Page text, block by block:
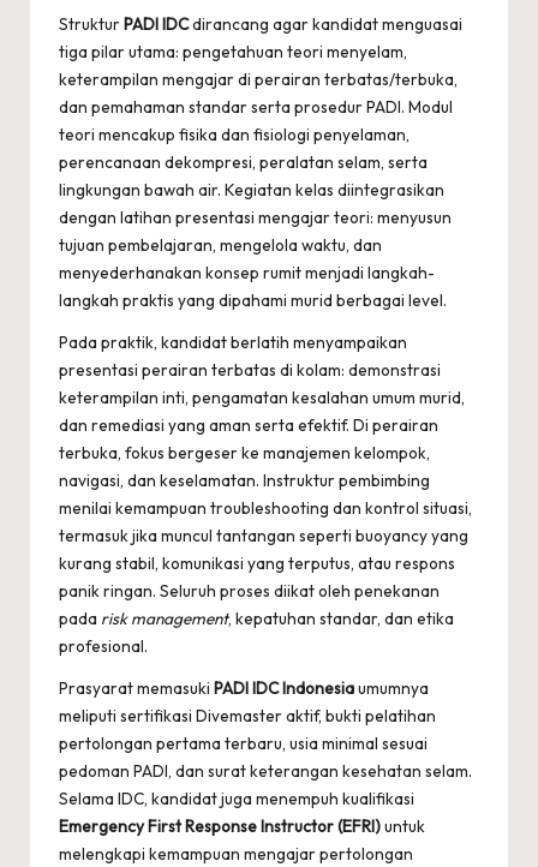
Struktur PADI IDCdirancang agar kandidat menguasai
tiga pilar utama: pengetahuan teori menyelam,
keterampilan mengajar di perairan terbatas/terbuka,
dan pemahaman standar serta prosedur PADI. Modul
teori mencakup fisika dan fisiologi penyelaman,
perencanaan dekompresi, peralatan selam, serta
lingkungan bawah air. Kegiatan kelas diintegrasikan
dengan latihan presentasi mengajar teori: menyusun
tujuan pembelajaran, mengelola waktu, dan
menyederhanakan konsep rumit menjadi langkah-
langkah praktis yang dipahami murid berbagai level.
Pada praktik, kandidat berlatih menyampaikan
presentasi perairan terbatas di kolam: demonstrasi
keterampilan inti, pengamatan kesalahan umum murid,
dan remediasi yang aman serta efektif. Di perairan
terbuka, fokus bergeser ke manajemen kelompok,
navigasi, dan keselamatan. Instruktur pembimbing
menilai kemampuan troubleshooting dan kontrol situasi,
termasuk jika muncul tantangan seperti buoyancy yang
kurang stabil, komunikasi yang terputus, atau respons
panik ringan. Seluruh proses diikat oleh penekanan
pada risk management, kepatuhan standar, dan etika
profesional.
Prasyarat memasuki PADI IDC Indonesiaumumnya
meliputi sertifikasi Divemaster aktif, bukti pelatihan
pertolongan pertama terbaru, usia minimal sesuai
pedoman PADI, dan surat keterangan kesehatan selam.
Selama IDC, kandidat juga menempuh kualifikasi
Emergency First Response Instructor (EFRI)untuk
melengkapi kemampuan mengajar pertolongan